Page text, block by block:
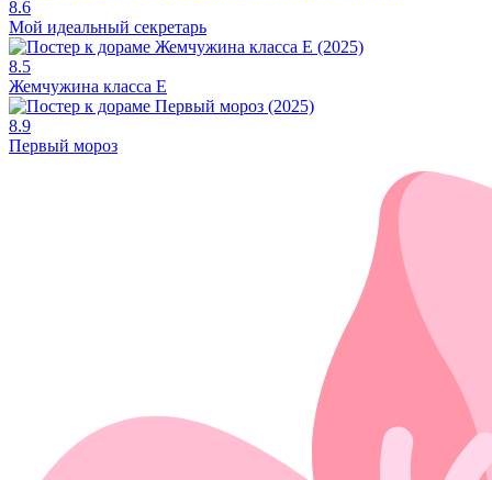
8.6
Мой идеальный секретарь
8.5
Жемчужина класса Е
8.9
Первый мороз